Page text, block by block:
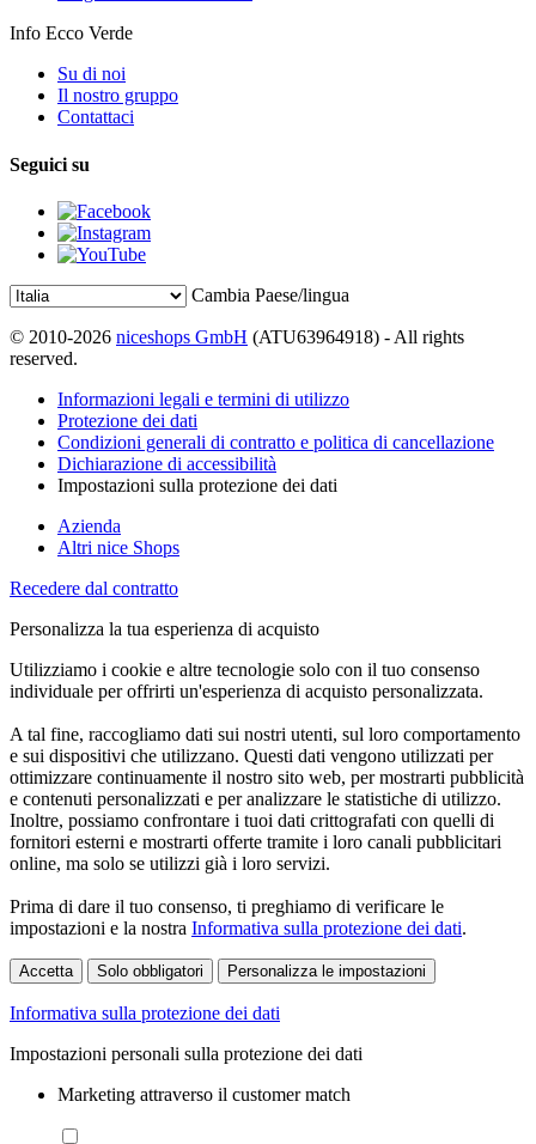
Info Ecco Verde
Su di noi
Il nostro gruppo
Contattaci
Seguici su
Cambia Paese/lingua
© 2010-2026 niceshops GmbH (ATU63964918) - All rights
reserved.
Informazioni legali e termini di utilizzo
Protezione dei dati
Condizioni generali di contratto e politica di cancellazione
Dichiarazione di accessibilità
Impostazioni sulla protezione dei dati
Azienda
Altri nice Shops
Recedere dal contratto
Personalizza la tua esperienza di acquisto
Utilizziamo i cookie e altre tecnologie solo con il tuo consenso
individuale per offrirti un'esperienza di acquisto personalizzata.
A tal fine, raccogliamo dati sui nostri utenti, sul loro comportamento
e sui dispositivi che utilizzano. Questi dati vengono utilizzati per
ottimizzare continuamente il nostro sito web, per mostrarti pubblicità
e contenuti personalizzati e per analizzare le statistiche di utilizzo.
Inoltre, possiamo confrontare i tuoi dati crittografati con quelli di
fornitori esterni e mostrarti offerte tramite i loro canali pubblicitari
online, ma solo se utilizzi già i loro servizi.
Prima di dare il tuo consenso, ti preghiamo di verificare le
impostazioni e la nostra Informativa sulla protezione dei dati.
Accetta Solo obbligatori Personalizza le impostazioni
Informativa sulla protezione dei dati
Impostazioni personali sulla protezione dei dati
Marketing attraverso il customer match